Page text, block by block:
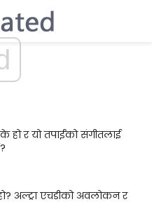
के हो र यो तपाईंको संगीतलाई
अल्ट्रा एचडीको अवलोकन र